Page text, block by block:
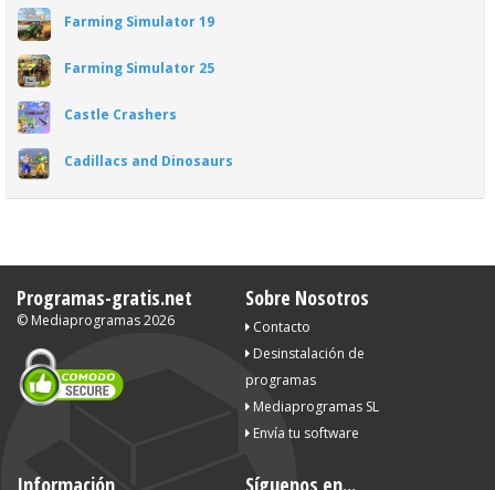
Farming Simulator 19
Farming Simulator 25
Castle Crashers
Cadillacs and Dinosaurs
Programas-gratis.net
© Mediaprogramas2026
Sobre Nosotros
Contacto
Desinstalación de
programas
Mediaprogramas SL
Envía tu software
Información Síguenos en...